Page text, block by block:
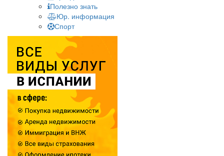
Полезно знать
Юр. информация
Спорт